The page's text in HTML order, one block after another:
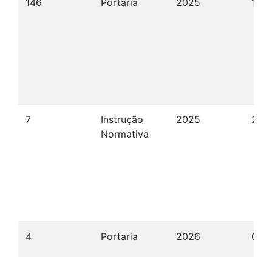
146 Portaria 2025 19/
7
Instrução
Normativa
2025 27/
4 Portaria 2026 07/